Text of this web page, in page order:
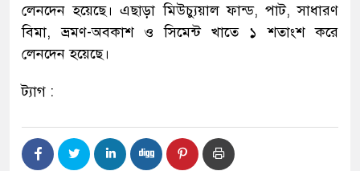
লেনদেন হয়েছে। এছাড়া মিউচ্যুয়াল ফান্ড, পাট, সাধারণ
বিমা, ভ্রমণ-অবকাশ ও সিমেন্ট খাতে ১ শতাংশ করে
লেনদেন হয়েছে।
ট্যাগ :